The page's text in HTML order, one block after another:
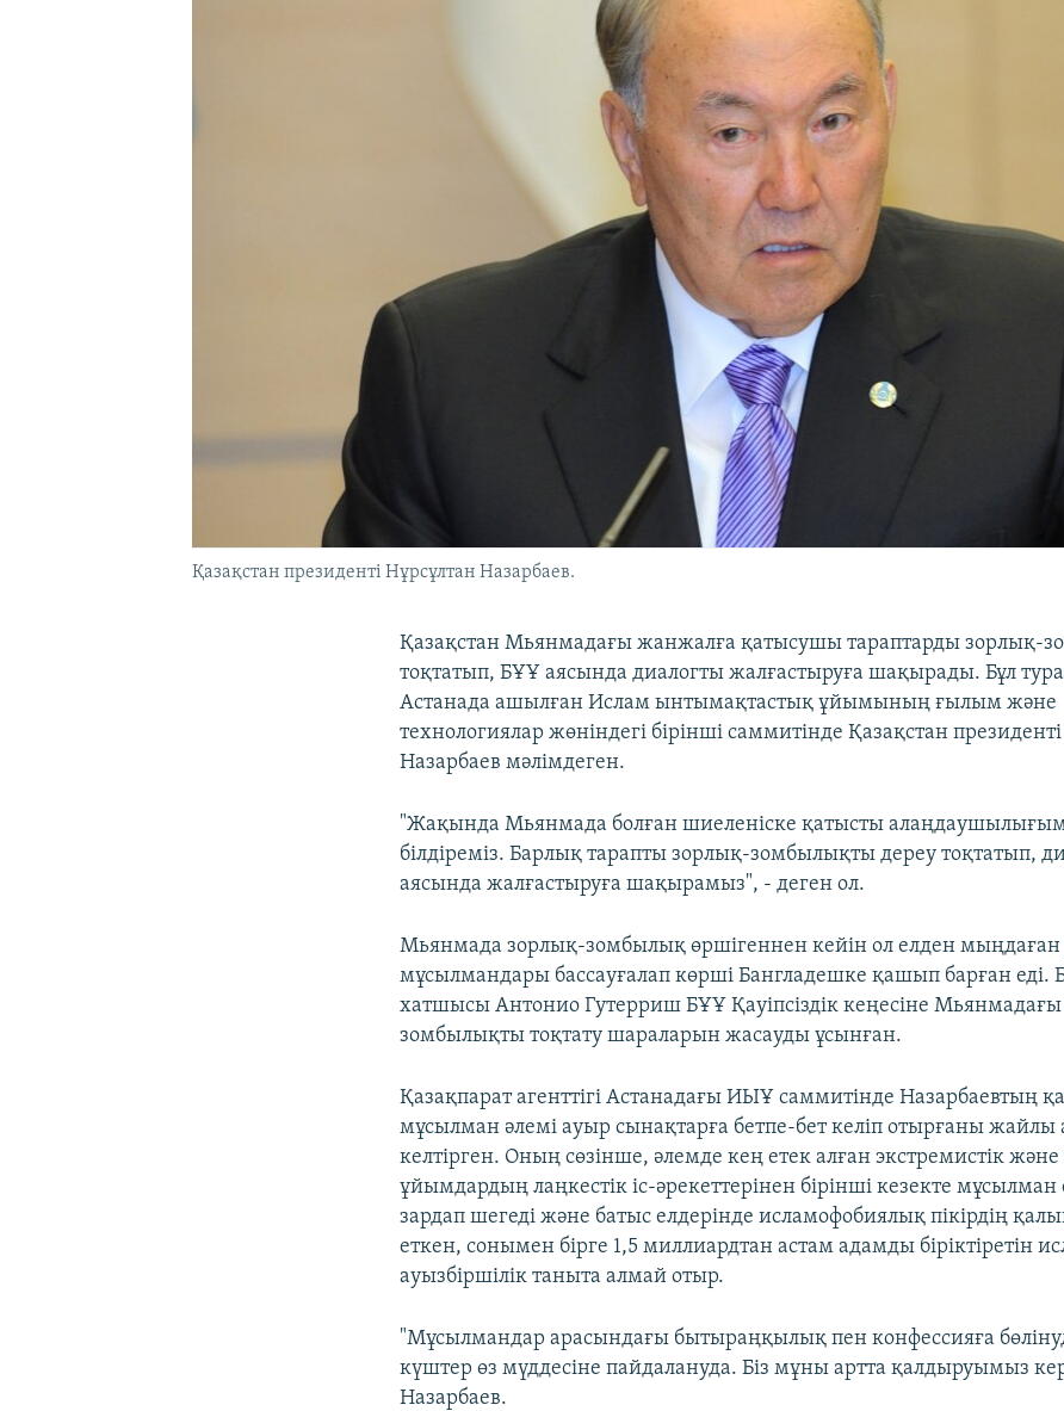
Қазақстан президенті Нұрсұлтан Назарбаев.
Қазақстан Мьянмадағы жанжалға қатысушы тараптарды зорлық-
тоқтатып, БҰҰ аясында диалогты жалғастыруға шақырады. Бұл
Астанада ашылған Ислам ынтымақтастық ұйымының ғылым және
технологиялар жөніндегі бірінші саммитінде Қазақстан
Назарбаев мәлімдеген.
"Жақында Мьянмада болған шиеленіске қатысты
білдіреміз. Барлық тарапты зорлық-зомбылықты дереу тоқтатып,
аясында жалғастыруға шақырамыз", - деген ол.
Мьянмада зорлық-зомбылық өршігеннен кейін ол елден
мұсылмандары бассауғалап көрші Бангладешке қашып барған еді.
хатшысы Антонио Гутерриш БҰҰ Қауіпсіздік кеңесіне
зомбылықты тоқтату шараларын жасауды ұсынған.
Қазақпарат агенттігі Астанадағы ИЫҰ саммитінде Назарбаевтың
мұсылман әлемі ауыр сынақтарға бетпе-бет келіп отырғаны жайлы
келтірген. Оның сөзінше, әлемде кең етек алған экстремистік және
ұйымдардың лаңкестік іс-әрекеттерінен бірінші кезекте мұсылман
зардап шегеді және батыс елдерінде исламофобиялық пікірдің
еткен, сонымен бірге 1,5 миллиардтан астам адамды біріктіретін
ауызбіршілік таныта алмай отыр.
"Мұсылмандар арасындағы бытыраңқылық пен конфессияға
күштер өз мүддесіне пайдалануда. Біз мұны артта қалдыруымыз
Назарбаев.